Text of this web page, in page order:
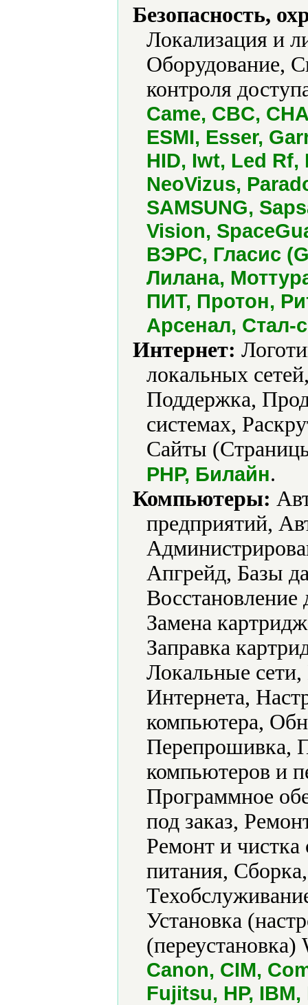
Безопасность,
Локализация и
Оборудование,
контроля
Came, CBC,
ESMI, Esser,
HID, Iwt, Led Rf,
NeoVizus,
SAMSUNG,
Vision,
ВЭРС, Гласис
Лилана,
ПИТ, Протон,
Арсенал, Стал-
Интернет:
локальных
Поддержка,
системах,
Сайты
PHP, Билайн.
Компьютеры:
предприятий,
Апгрейд, Базы
Замена
Заправка
Локальные
Интернета,
компьютера,
Перепрошивка,
компьютеров и
Программное
под заказ,
Ремонт и
питания,
Установка
Canon, CIM,
Fujitsu, HP,